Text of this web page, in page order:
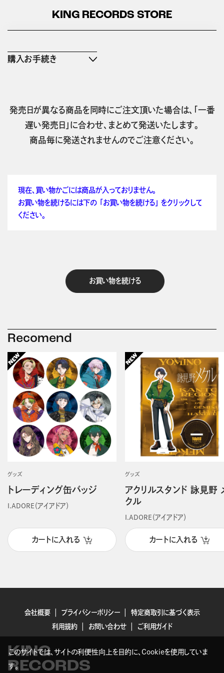
KING RECORDS STORE
購入お手続き
発売日が異なる商品を同時にご注文頂いた場合は、「一番
遅い発売日」に合わせ、まとめて発送いたします。
商品毎に発送されませんのでご注意ください。
現在、買い物かごには商品が入っておりません。
お買い物を続けるには下の 「お買い物を続ける」 をクリックして
ください。
お買い物を続ける
Recomend
グッズ
トレーディング缶バッジ
I.ADORE（アイアドア）
カートに入れる
グッズ
アクリルスタンド 詠見野
クル
I.ADORE（アイアドア）
カートに入れる
会社概要 プライバシーポリシー
特定商取引に基づく表示
利用規約
お問い合わせ ご利用ガイド
KING
RECORDS
このサイトでは、サイトの利便性向上を目的に、Cookieを使用していま
す。